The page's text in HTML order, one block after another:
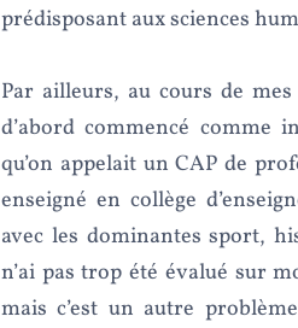
prédisposant aux sciences
Par ailleurs, au cours de mes
d’abord commencé comme
qu’on appelait un CAP de
enseigné en collège
avec les dominantes sport,
n’ai pas trop été évalué sur
mais c’est un autre